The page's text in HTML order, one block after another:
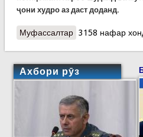
ҷони худро аз даст доданд.
Муфассалтаро Паёмадҳои
3158 нафар
Ахбори рӯз